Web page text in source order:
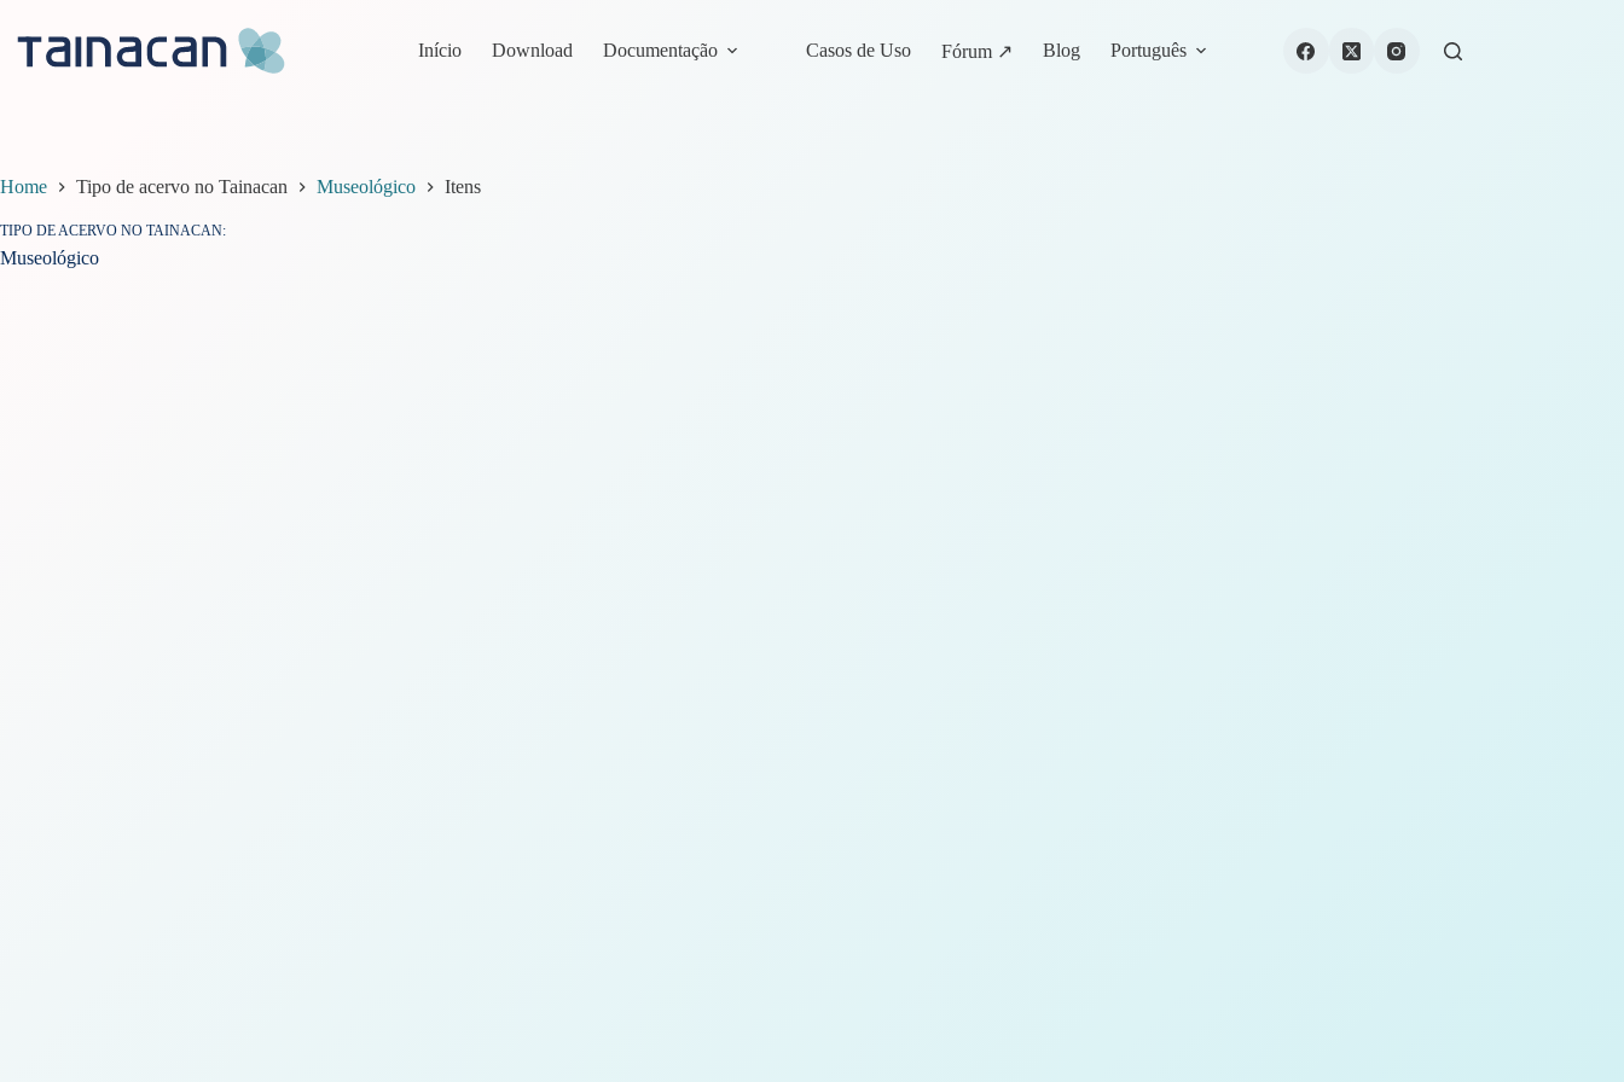
conteúdo
Início Download Documentação Casos de Uso Fórum ↗ Blog Português
Home Tipo de acervo no Tainacan Museológico Itens
TIPO DE ACERVO NO TAINACAN
Museológico